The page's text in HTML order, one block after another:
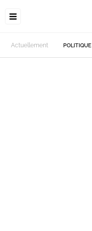
Actuellement POLITIQUE